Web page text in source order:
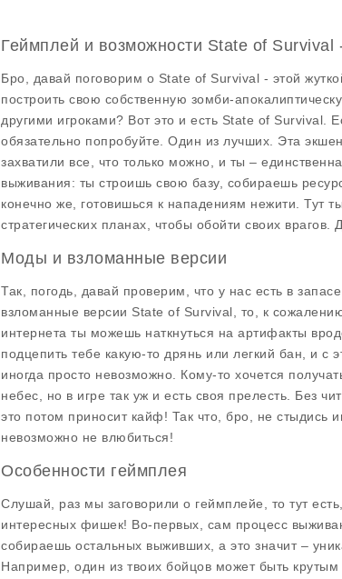
Геймплей и возможности State of Survival
Бро, давай поговорим о State of Survival - этой
построить свою собственную зомби-
другими игроками? Вот это и есть State of Survival .
обязательно попробуйте. Один из лучших. Эта
захватили все, что только можно, и ты –
выживания: ты строишь свою базу, собираешь
конечно же, готовишься к нападениям нежити. Тут
стратегических планах, чтобы обойти своих
Моды и взломанные версии
Так, погодь, давай проверим, что у нас есть в
взломанные версии State of Survival , то, к
интернета ты можешь наткнуться на артифакты
подцепить тебе какую-то дрянь или легкий бан, и
иногда просто невозможно. Кому-то хочется
небес, но в игре так уж и есть своя прелесть. Без
это потом приносит кайф! Так что, бро, не стыдись
невозможно не влюбиться!
Особенности геймплея
Слушай, раз мы заговорили о геймплейе, то тут
интересных фишек! Во-первых, сам процесс
собираешь остальных выживших, а это значит –
Например, один из твоих бойцов может быть